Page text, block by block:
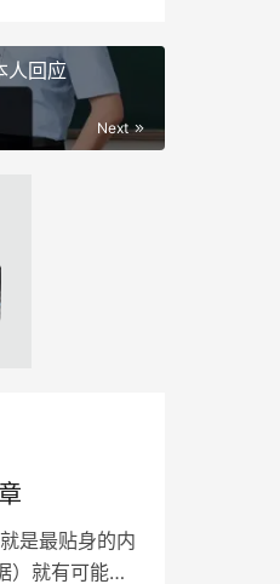
人回应
Next
是最贴身的内
）就有可能被